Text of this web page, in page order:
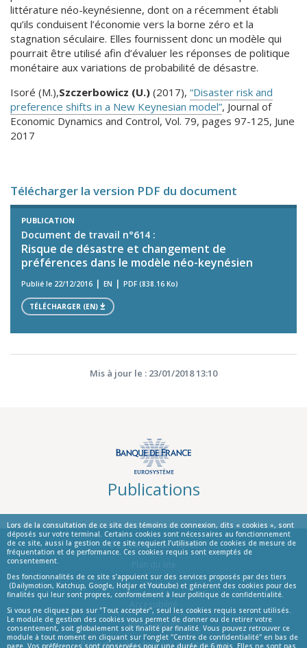
Lors de la consultation de ce site des témoins de connexion, dits « cookies », sont
déposés sur votre terminal. Certains cookies sont nécessaires au fonctionnement
de ce site, aussi la gestion de ce site requiert l’utilisation de cookies de mesure de
fréquentation et de performance. Ces cookies requis sont exemptés de
consentement.
Des fonctionnalités de ce site s’appuient sur des services proposés par des tiers
(Dailymotion, Katchup, Google, Hotjar et Youtube) et génèrent des cookies pour des
finalités qui leur sont propres, conformément à leur politique de confidentialité.
Si vous ne cliquez pas sur "Tout accepter", seul les cookies requis seront utilisés.
Le module de gestion des cookies vous permet de donner ou de retirer votre
consentement, soit globalement soit finalité par finalité. Vous pouvez retrouver ce
module à tout moment en cliquant sur l’onglet "Centre de confidentialité" en bas de
littérature néo-keynésienne, dont on a récemment établi
qu’ils conduisent l’économie vers la borne zéro et la
stagnation séculaire. Elles fournissent donc un modèle qui
pourrait être utilisé afin d’évaluer les réponses de politique
monétaire aux variations de probabilité de désastre.
Isoré (M.),Szczerbowicz (U.) (2017), “Disaster risk and
preference shifts in a New Keynesian model”, Journal of
Economic Dynamics and Control, Vol. 79, pages 97-125, June
2017
Télécharger la version PDF du document
PUBLICATION
Document de travail n°614 :
Risque de désastre et changement de
préférences dans le modèle néo-keynésien
Publié le 22/12/2016 EN PDF (838.16 Ko)
TÉLÉCHARGER (EN)
Mis à jour le : 23/01/2018 13:10
Publications
© La Banque de France
Informations
Aide
Infos Légales
Protection des données personnelles